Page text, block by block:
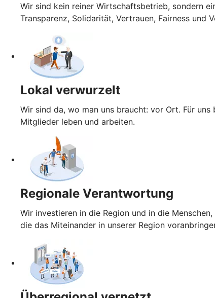
Wir sind kein reiner Wirtschaftsbetrieb, sondern
Transparenz, Solidarität, Vertrauen, Fairness und
Lokal verwurzelt
Wir sind da, wo man uns braucht: vor Ort. Für
Mitglieder leben und arbeiten.
Regionale Verantwortung
Wir investieren in die Region und in die
die das Miteinander in unserer Region